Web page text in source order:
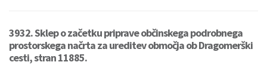
3932. Sklep o začetku priprave občinskega podrobnega
prostorskega načrta za ureditev območja ob Dragomerški
cesti, stran 11885.